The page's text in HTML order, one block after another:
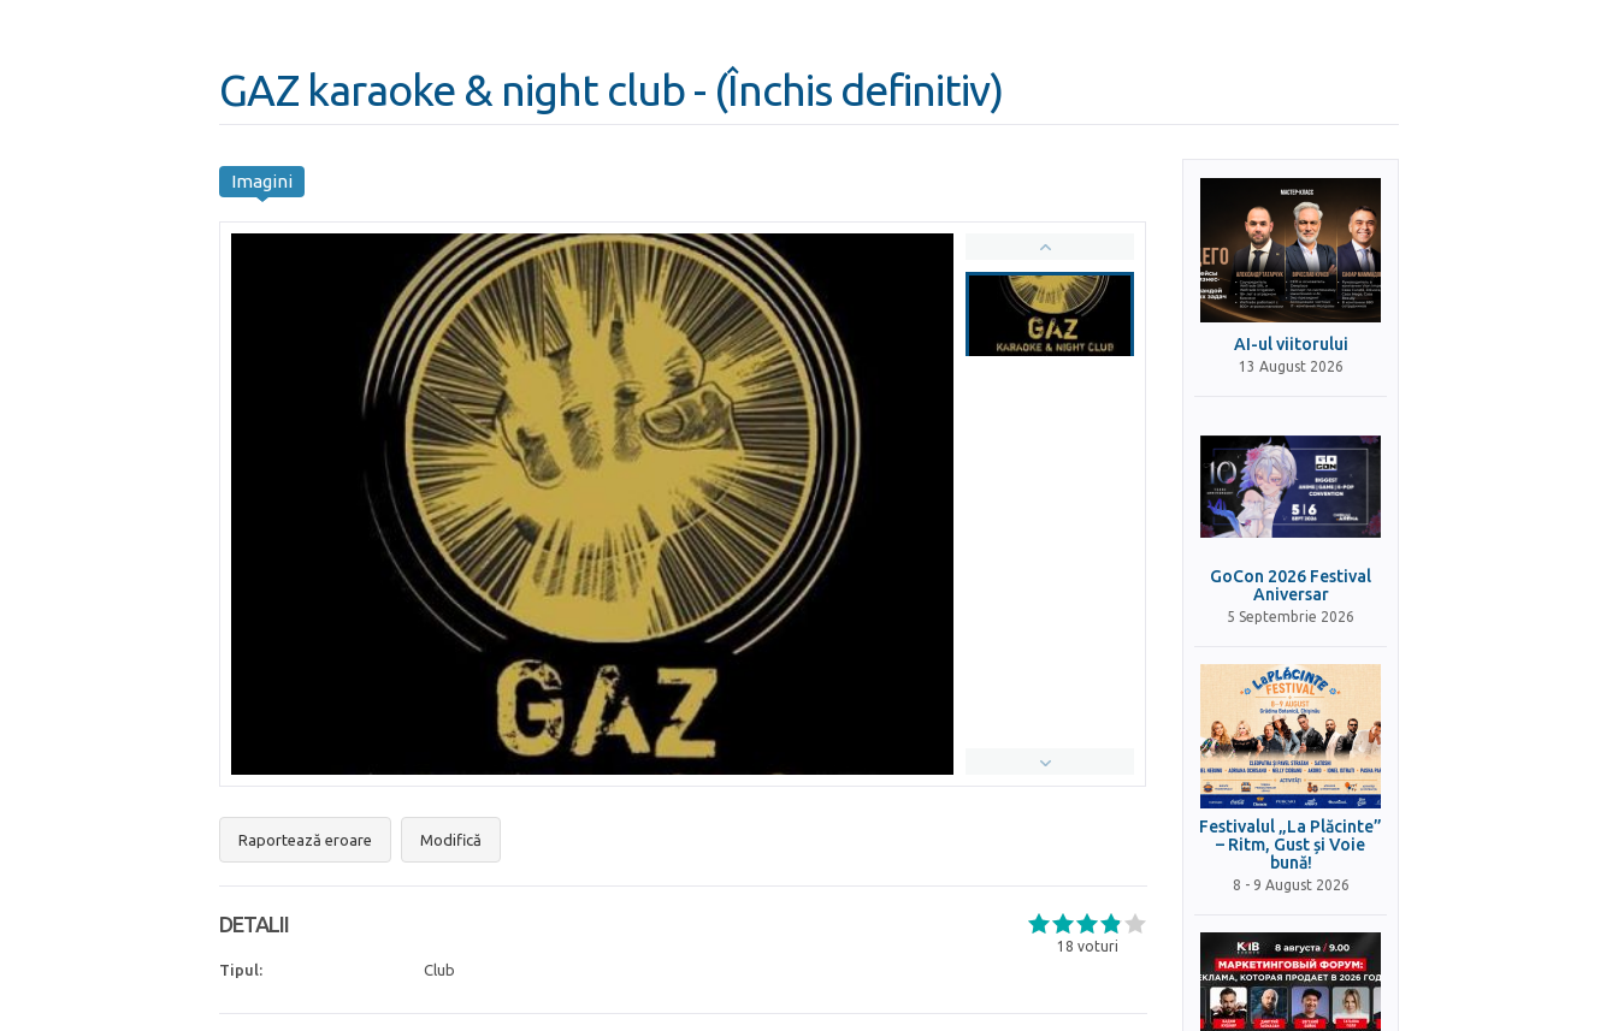
GAZ karaoke & night club - (Închis definitiv)
Imagini
Raportează eroare Modifică
18 voturi
DETALII
Tipul: Club
AI-ul viitorului
13 August 2026
GoCon 2026 Festival
Aniversar
5 Septembrie 2026
Festivalul „La Plăcinte”
– Ritm, Gust și Voie
bună!
8 - 9 August 2026